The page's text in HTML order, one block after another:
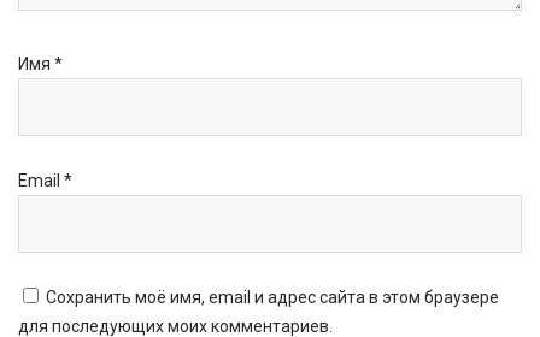
Имя *
Email *
Сохранить моё имя, email и адрес сайта в этом браузере
для последующих моих комментариев.